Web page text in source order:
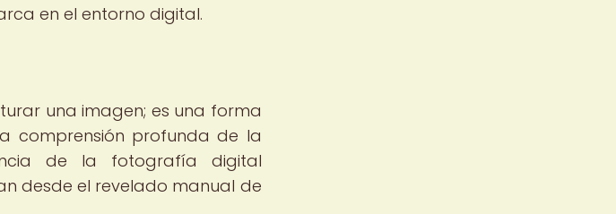
en el entorno digital.
una imagen; es una forma
comprensión profunda de la
de la fotografía digital
desde el revelado manual de